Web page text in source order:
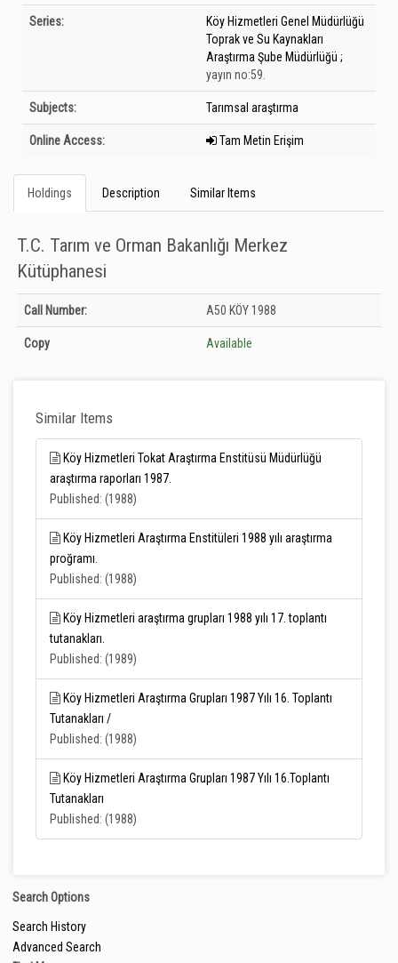
Series:
Köy Hizmetleri Genel Müdürlüğü
Toprak ve Su Kaynakları
Araştırma Şube Müdürlüğü ;
yayın no:59.
Subjects: Tarımsal araştırma
Online Access: Tam Metin Erişim
Holdings Description Similar Items
T.C. Tarım ve Orman Bakanlığı Merkez
Kütüphanesi
Holdings details from T.C. Tarım ve Orman Bakanlığı Merkez Kütüphanesi:
Unknown
Call Number: A50 KÖY 1988
Copy Available
Similar Items
Köy Hizmetleri Tokat Araştırma Enstitüsü Müdürlüğü
araştırma raporları 1987.
Published: (1988)
Köy Hizmetleri Araştırma Enstitüleri 1988 yılı araştırma
proğramı.
Published: (1988)
Köy Hizmetleri araştırma grupları 1988 yılı 17. toplantı
tutanakları.
Published: (1989)
Köy Hizmetleri Araştırma Grupları 1987 Yılı 16. Toplantı
Tutanakları /
Published: (1988)
Köy Hizmetleri Araştırma Grupları 1987 Yılı 16.Toplantı
Tutanakları
Published: (1988)
Search Options
Search History
Advanced Search